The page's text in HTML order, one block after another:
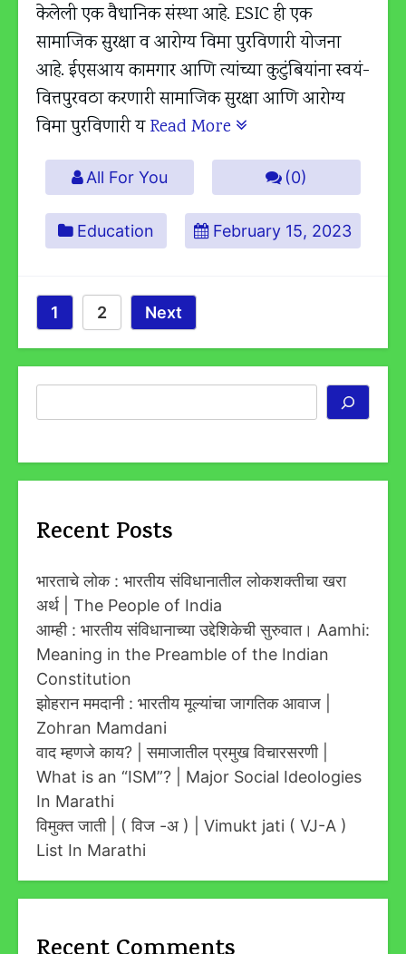
केलेली एक वैधानिक संस्था आहे. ESIC ही एक
सामाजिक सुरक्षा व आरोग्य विमा पुरविणारी योजना
आहे. ईएसआय कामगार आणि त्यांच्या कुटुंबियांना स्वयं-
वित्तपुरवठा करणारी सामाजिक सुरक्षा आणि आरोग्य
विमा पुरविणारी य Read More
All For You (0)
Education February 15, 2023
Posts
Pagination
Page
1 Page
2 Next
Recent Posts
भारताचे लोक : भारतीय संविधानातील लोकशक्तीचा खरा
अर्थ | The People of India
आम्ही : भारतीय संविधानाच्या उद्देशिकेची सुरुवात। Aamhi:
Meaning in the Preamble of the Indian
Constitution
झोहरान ममदानी : भारतीय मूल्यांचा जागतिक आवाज |
Zohran Mamdani
वाद म्हणजे काय? | समाजातील प्रमुख विचारसरणी |
What is an “ISM”? | Major Social Ideologies
In Marathi
विमुक्त जाती | ( विज -अ ) | Vimukt jati ( VJ-A )
List In Marathi